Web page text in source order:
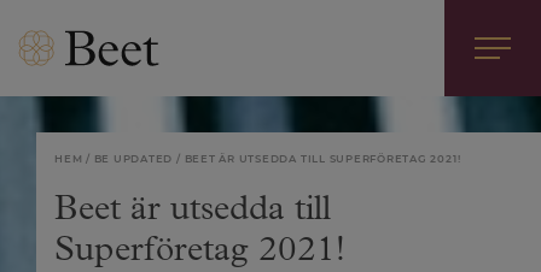
HEM BE UPDATED BEET ÄR UTSEDDA TILL SUPERFÖRETAG 2021!
Beet är utsedda till
Superföretag 2021!